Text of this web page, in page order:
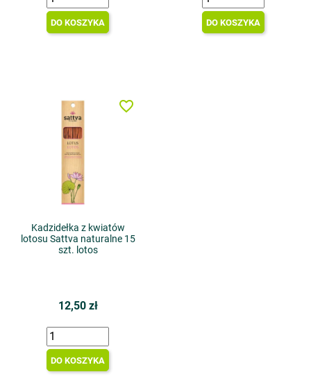
DO KOSZYKA DO KOSZYKA
Kadzidełka z kwiatów
lotosu Sattva naturalne 15
szt. lotos
12,50 zł
DO KOSZYKA
favorite_border